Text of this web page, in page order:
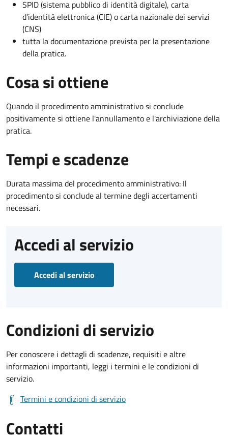
SPID (sistema pubblico di identità digitale), carta
d’identità elettronica (CIE) o carta nazionale dei servizi
(CNS)
tutta la documentazione prevista per la presentazione
della pratica.
Cosa si ottiene
Quando il procedimento amministrativo si conclude
positivamente si ottiene l'annullamento e l'archiviazione della
pratica.
Tempi e scadenze
Durata massima del procedimento amministrativo: Il
procedimento si conclude al termine degli accertamenti
necessari.
Accedi al servizio
Accedi al servizio
Condizioni di servizio
Per conoscere i dettagli di scadenze, requisiti e altre
informazioni importanti, leggi i termini e le condizioni di
servizio.
Termini e condizioni di servizio
Contatti